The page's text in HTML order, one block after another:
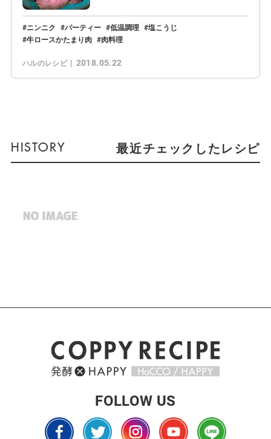
ニンニク パーティー 低温調理
塩こうじ
牛ロースかたまり肉
肉料理
ハルのレシピ 2018.05.22
最近チェックしたレシピ
FOLLOW US